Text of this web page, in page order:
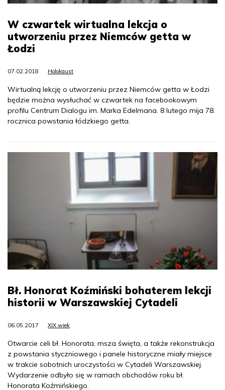
W czwartek wirtualna lekcja o
utworzeniu przez Niemców getta w
Łodzi
07.02.2018 Holokaust
Wirtualną lekcję o utworzeniu przez Niemców getta w Łodzi
będzie można wysłuchać w czwartek na facebookowym
profilu Centrum Dialogu im. Marka Edelmana. 8 lutego mija 78.
rocznica powstania łódzkiego getta.
Bł. Honorat Koźmiński bohaterem lekcji
historii w Warszawskiej Cytadeli
06.05.2017 XIX wiek
Otwarcie celi bł. Honorata, msza święta, a także rekonstrukcja
z powstania styczniowego i panele historyczne miały miejsce
w trakcie sobotnich uroczystości w Cytadeli Warszawskiej.
Wydarzenie odbyło się w ramach obchodów roku bł.
Honorata Koźmińskiego.